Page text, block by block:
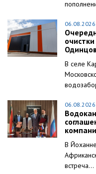
06.08.2026
В селе
06.08.2026
В
встреча...